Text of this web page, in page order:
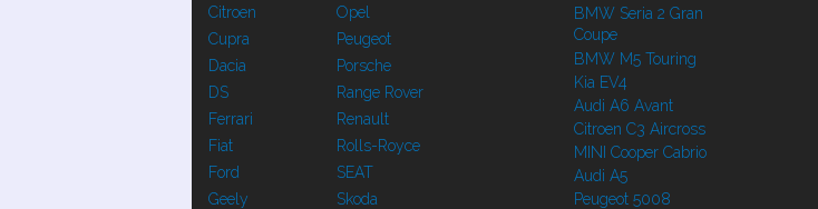
Citroen
Cupra
Dacia
DS
Ferrari
Fiat
Ford
Geely
Opel
Peugeot
Porsche
Range Rover
Renault
Rolls-Royce
SEAT
Skoda
BMW Seria 2 Gran
Coupe
BMW M5 Touring
Kia EV4
Audi A6 Avant
Citroen C3 Aircross
MINI Cooper Cabrio
Audi A5
Peugeot 5008